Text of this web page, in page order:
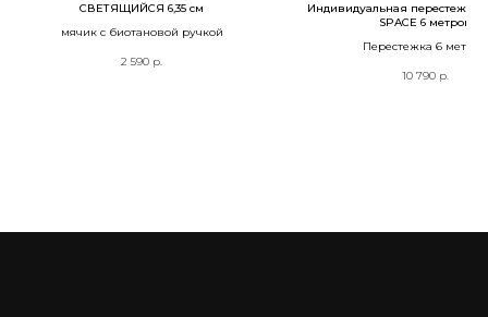
СВЕТЯЩИЙСЯ 6,35 см
мячик с биотановой ручкой
2 590 р.
Индивидуальная перестежка
SPACE 6 метров
Перестежка 6 метров
10 790 р.